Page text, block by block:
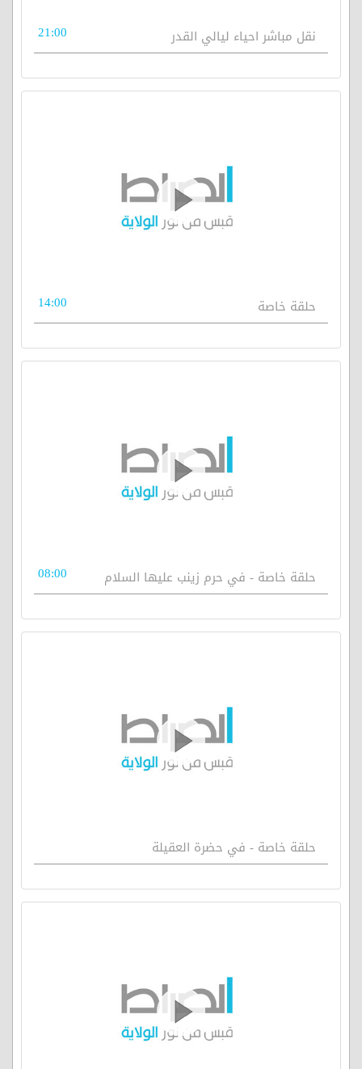
نقل مباشر احياء ليالي القدر 21:00
حلقة خاصة 14:00
حلقة خاصة - في حرم زينب عليها السلام 08:00
حلقة خاصة - في حضرة العقيلة